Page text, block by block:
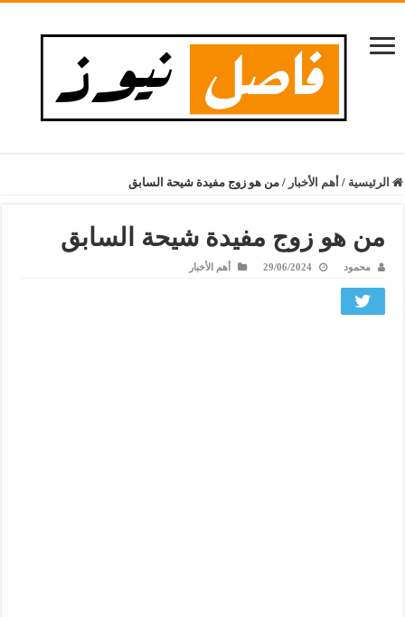
الرئيسية / أهم الأخبار / من هو زوج مفيدة شيحة السابق
من هو زوج مفيدة شيحة السابق
محمود 29/06/2024 أهم الأخبار